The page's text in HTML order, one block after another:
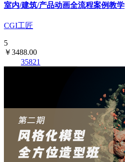
室内/建筑/产品动画全流程案例教学
CGI工匠
5
￥3488.00
35821